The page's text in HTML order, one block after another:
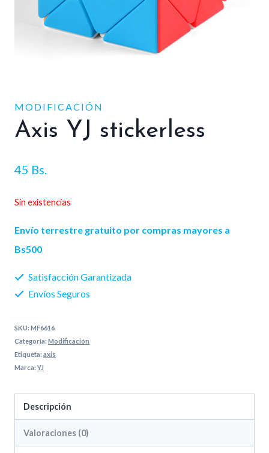
MODIFICACIÓN
Axis YJ stickerless
45 Bs.
Sin existencias
Envío terrestre gratuito por compras mayores a
Bs500
Satisfacción Garantizada
Envíos Seguros
SKU:MF6616
Categoría:Modificación
Etiqueta:axis
Marca:YJ
Descripción
Valoraciones (0)